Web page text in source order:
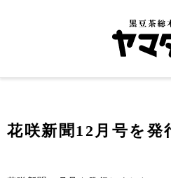
花咲新聞12月号を発